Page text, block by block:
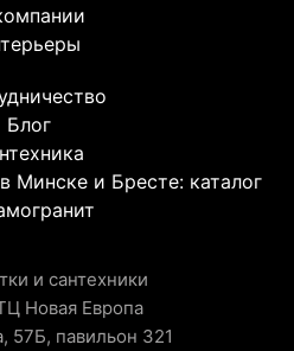
Блог
Минске и Бресте: каталог
и сантехники
Новая Европа
57Б, павильон 321